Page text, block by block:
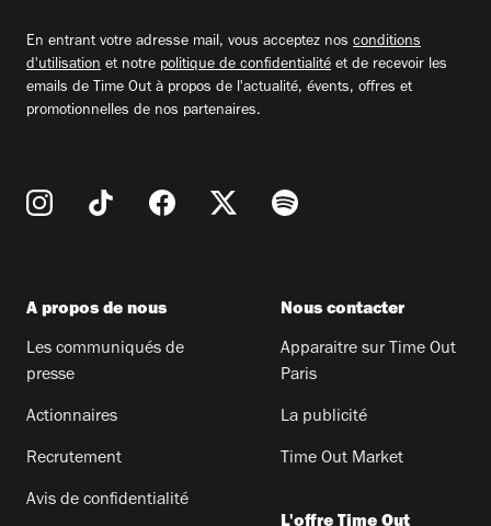
En entrant votre adresse mail, vous acceptez nos conditions
d'utilisation et notre politique de confidentialité et de recevoir les
emails de Time Out à propos de l'actualité, évents, offres et
promotionnelles de nos partenaires.
A propos de nous
Les communiqués de
presse
Actionnaires
Recrutement
Avis de confidentialité
Nous contacter
Apparaitre sur Time Out
Paris
La publicité
Time Out Market